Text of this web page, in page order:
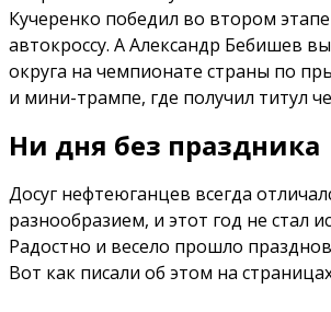
Кучеренко победил во втором
автокроссу. А Александр Бебишев
округа на чемпионате страны по
и мини-трампе, где получил титул
Ни дня без праздника
Досуг нефтеюганцев всегда
разнообразием, и этот год не стал
Радостно и весело прошло
Вот как писали об этом на